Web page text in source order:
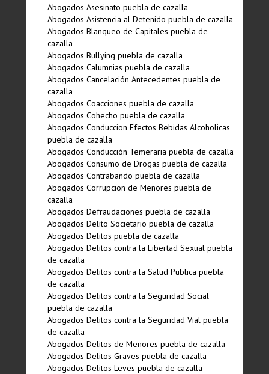
Abogados Asesinato puebla de cazalla
Abogados Asistencia al Detenido puebla de cazalla
Abogados Blanqueo de Capitales puebla de
cazalla
Abogados Bullying puebla de cazalla
Abogados Calumnias puebla de cazalla
Abogados Cancelación Antecedentes puebla de
cazalla
Abogados Coacciones puebla de cazalla
Abogados Cohecho puebla de cazalla
Abogados Conduccion Efectos Bebidas Alcoholicas
puebla de cazalla
Abogados Conducción Temeraria puebla de cazalla
Abogados Consumo de Drogas puebla de cazalla
Abogados Contrabando puebla de cazalla
Abogados Corrupcion de Menores puebla de
cazalla
Abogados Defraudaciones puebla de cazalla
Abogados Delito Societario puebla de cazalla
Abogados Delitos puebla de cazalla
Abogados Delitos contra la Libertad Sexual puebla
de cazalla
Abogados Delitos contra la Salud Publica puebla
de cazalla
Abogados Delitos contra la Seguridad Social
puebla de cazalla
Abogados Delitos contra la Seguridad Vial puebla
de cazalla
Abogados Delitos de Menores puebla de cazalla
Abogados Delitos Graves puebla de cazalla
Abogados Delitos Leves puebla de cazalla